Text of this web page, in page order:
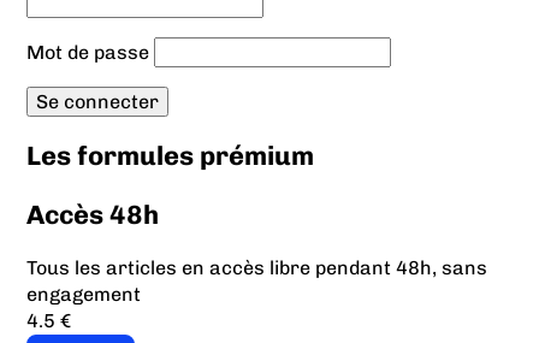
Mot de passe
Les formules prémium
Accès 48h
Tous les articles en accès libre pendant 48h, sans
engagement
4.5 €